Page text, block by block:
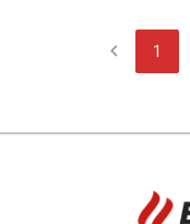
chevron_left 1